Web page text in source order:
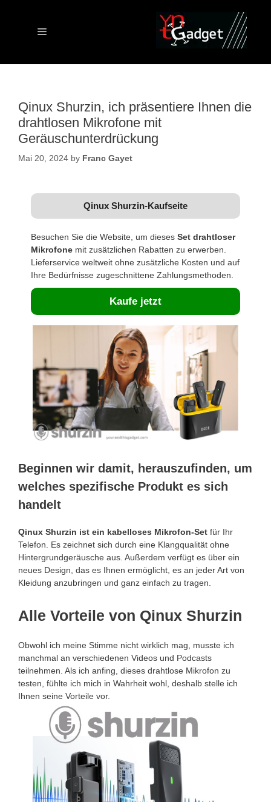
Menu
Qinux Shurzin, ich präsentiere Ihnen die
drahtlosen Mikrofone mit
Geräuschunterdrückung
Mai 20, 2024 by Franc Gayet
Qinux Shurzin-Kaufseite
Besuchen Sie die Website, um diesesSet drahtloser
Mikrofone mit zusätzlichen Rabatten zu erwerben.
Lieferservice weltweit ohne zusätzliche Kosten und auf
Ihre Bedürfnisse zugeschnittene Zahlungsmethoden.
Kaufe jetzt
Beginnen wir damit, herauszufinden, um
welches spezifische Produkt es sich
handelt
Qinux Shurzin ist ein kabelloses Mikrofon-Set für Ihr
Telefon. Es zeichnet sich durch eine Klangqualität ohne
Hintergrundgeräusche aus. Außerdem verfügt es über ein
neues Design, das es Ihnen ermöglicht, es an jeder Art von
Kleidung anzubringen und ganz einfach zu tragen.
Alle Vorteile von Qinux Shurzin
Obwohl ich meine Stimme nicht wirklich mag, musste ich
manchmal an verschiedenen Videos und Podcasts
teilnehmen. Als ich anfing, dieses drahtlose Mikrofon zu
testen, fühlte ich mich in Wahrheit wohl, deshalb stelle ich
Ihnen seine Vorteile vor.